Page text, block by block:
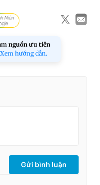
nguồn ưu tiên
Xem hướng dẫn.
Gửi bình luận